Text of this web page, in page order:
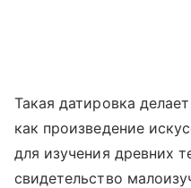
Такая датировка
как произведение
для изучения древних
свидетельство